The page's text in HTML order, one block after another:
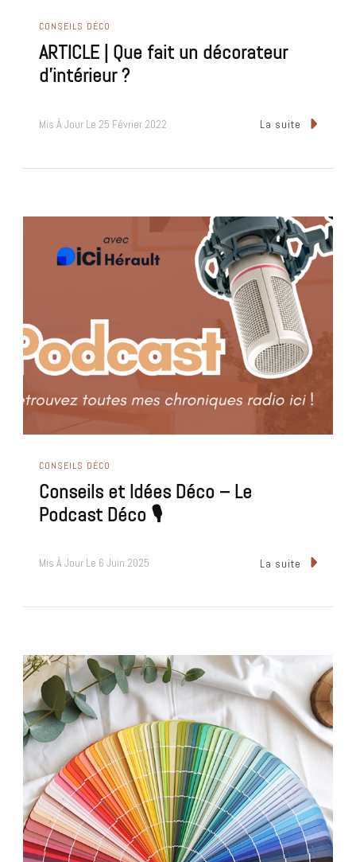
CONSEILS DÉCO
ARTICLE | Que fait un décorateur
d’intérieur ?
Mis À Jour Le 25 Février 2022 La suite
CONSEILS DÉCO
Conseils et Idées Déco – Le
Podcast Déco 🎙
Mis À Jour Le 6 Juin 2025 La suite